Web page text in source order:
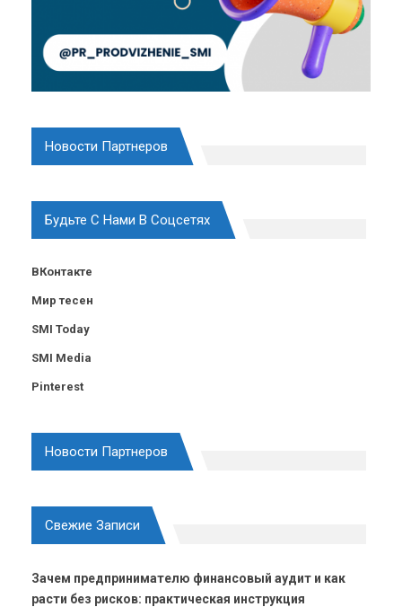
Новости Партнеров
Будьте С Нами В Соцсетях
ВКонтакте
Мир тесен
SMI Today
SMI Media
Pinterest
Новости Партнеров
Свежие Записи
Зачем предпринимателю финансовый аудит и как
расти без рисков: практическая инструкция